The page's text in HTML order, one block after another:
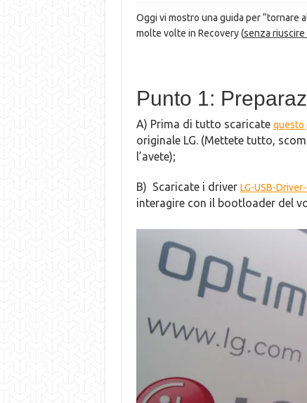
Oggi vi mostro una guida per “tornare
molte volte in Recovery (senza
Punto 1:
A) Prima di tutto scaricate questo
originale LG. (Mettete tutto,
l’avete);
B) Scaricate i driver LG-USB-
interagire con il bootloader del